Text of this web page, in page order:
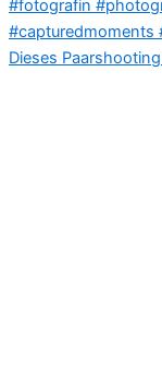
Dieses